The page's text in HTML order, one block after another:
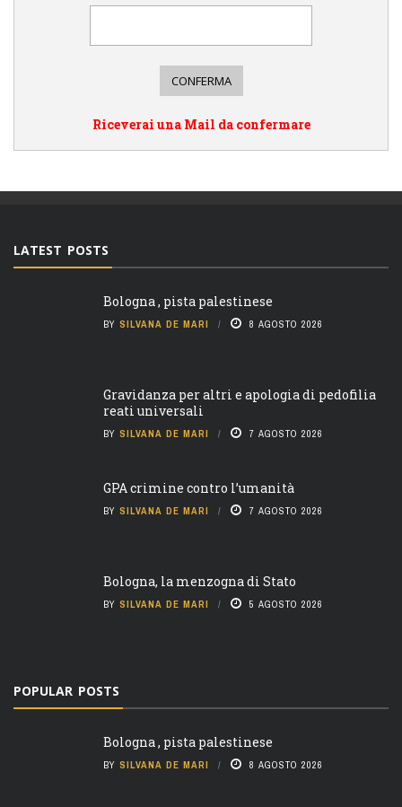
Riceverai una Mail da confermare
LATEST POSTS
Bologna , pista palestinese
BY SILVANA DE MARI 8 AGOSTO 2026
Gravidanza per altri e apologia di pedofilia
reati universali
BY SILVANA DE MARI 7 AGOSTO 2026
GPA crimine contro l’umanità
BY SILVANA DE MARI 7 AGOSTO 2026
Bologna, la menzogna di Stato
BY SILVANA DE MARI 5 AGOSTO 2026
POPULAR POSTS
Bologna , pista palestinese
BY SILVANA DE MARI 8 AGOSTO 2026